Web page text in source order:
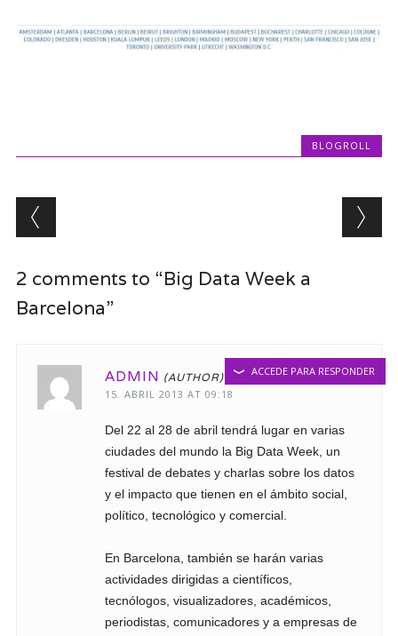
BLOGROLL
Post navigation
2 comments to “Big Data Week a
Barcelona”
ADMIN
15. ABRIL 2013 AT 09:18
Del 22 al 28 de abril tendrá lugar en varias
ciudades del mundo la Big Data Week, un
festival de debates y charlas sobre los datos
y el impacto que tienen en el ámbito social,
político, tecnológico y comercial.
En Barcelona, también se harán varias
actividades dirigidas a científicos,
tecnólogos, visualizadores, académicos,
periodistas, comunicadores y a empresas de
ACCEDE PARA RESPONDER